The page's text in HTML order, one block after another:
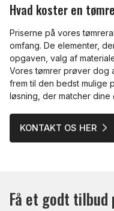
​Hvad koster en
Priserne på vores
omfang. De elementer,
opgaven, valg af
Vores tømrer prøver dog
frem til den bedst mulige
løsning, der matcher
KONTAKT OS HER
Få et godt